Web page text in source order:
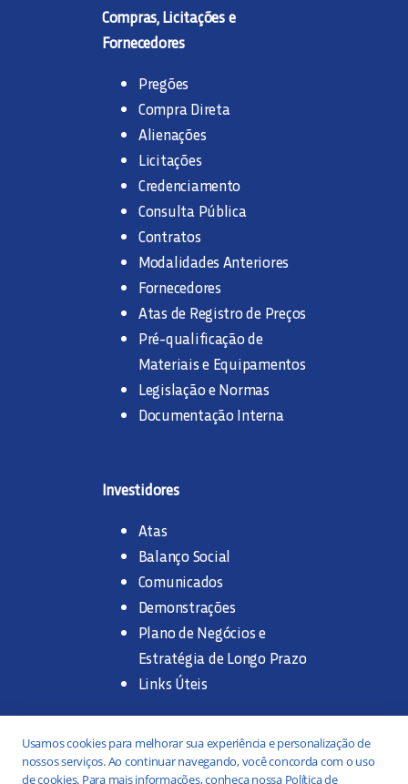
Compras, Licitações e
Fornecedores
Pregões
Compra Direta
Alienações
Licitações
Credenciamento
Consulta Pública
Contratos
Modalidades Anteriores
Fornecedores
Atas de Registro de Preços
Pré-qualificação de
Materiais e Equipamentos
Legislação e Normas
Documentação Interna
Investidores
Atas
Balanço Social
Comunicados
Demonstrações
Plano de Negócios e
Estratégia de Longo Prazo
Links Úteis
Trabalhe na SANASA
Usamos cookies para melhorar sua experiência e personalização de
nossos serviços. Ao continuar navegando, você concorda com o uso
de cookies. Para mais informações, conheça nossa Política de